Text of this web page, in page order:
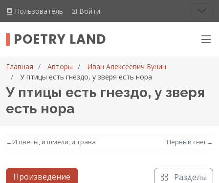
Пользователь Войти
POETRY LAND
Главная Авторы
Иван Алексеевич Бунин
У птицы есть гнездо, у зверя есть нора
У птицы есть гнездо, у зверя
есть нора
←И цветы, и шмели, и трава Первый снег→
Произведение Разделы